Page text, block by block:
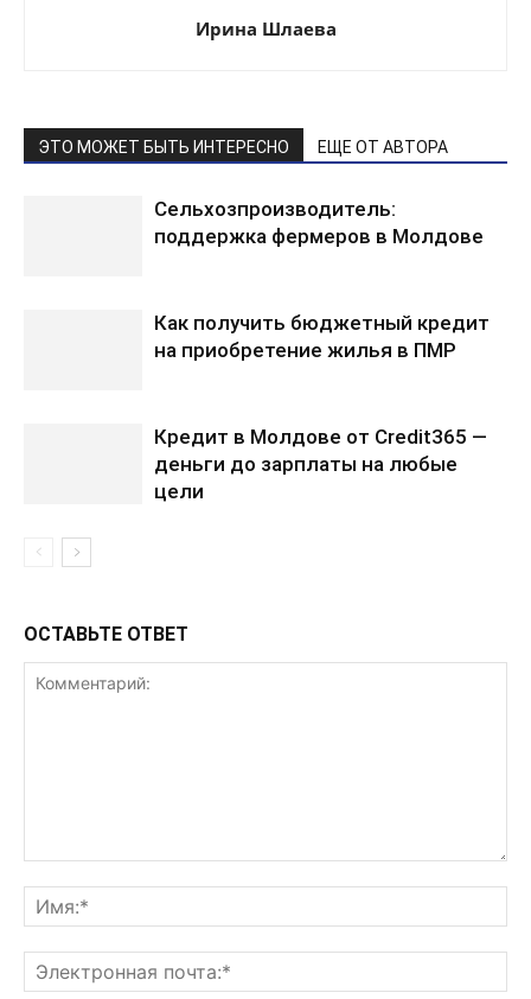
Ирина Шлаева
ЭТО МОЖЕТ БЫТЬ ИНТЕРЕСНО ЕЩЕ ОТ АВТОРА
Сельхозпроизводитель:
поддержка фермеров в Молдове
Как получить бюджетный кредит
на приобретение жилья в ПМР
Кредит в Молдове от Credit365 —
деньги до зарплаты на любые
цели
ОСТАВЬТЕ ОТВЕТ